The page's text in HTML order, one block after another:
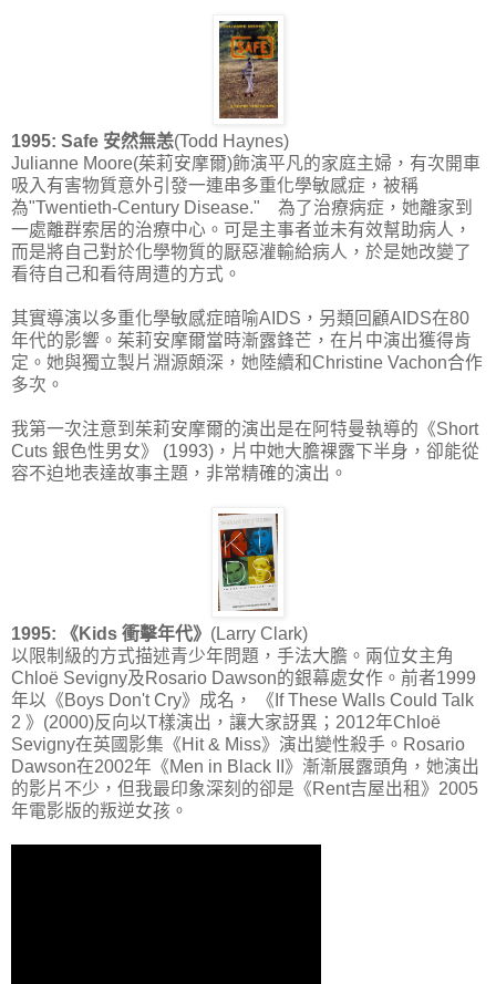
1995: Safe 安然無恙(Todd Haynes)
Julianne Moore(茱莉安摩爾)飾演平凡的家庭主婦，有次開車
吸入有害物質意外引發一連串多重化學敏感症，被稱
為"Twentieth-Century Disease." 為了治療病症，她離家到
一處離群索居的治療中心。可是主事者並未有效幫助病人，
而是將自己對於化學物質的厭惡灌輸給病人，於是她改變了
看待自己和看待周遭的方式。
其實導演以多重化學敏感症暗喻AIDS，另類回顧AIDS在80
年代的影響。茱莉安摩爾當時漸露鋒芒，在片中演出獲得肯
定。她與獨立製片淵源頗深，她陸續和Christine Vachon合作
多次。
我第一次注意到茱莉安摩爾的演出是在阿特曼執導的《Short
Cuts 銀色性男女》 (1993)，片中她大膽裸露下半身，卻能從
容不迫地表達故事主題，非常精確的演出。
1995: 《Kids 衝擊年代》 (Larry Clark)
以限制級的方式描述青少年問題，手法大膽。兩位女主角
Chloë Sevigny及Rosario Dawson的銀幕處女作。前者1999
年以《Boys Don't Cry》成名， 《If These Walls Could Talk
2 》(2000)反向以T樣演出，讓大家訝異；2012年Chloë
Sevigny在英國影集《Hit & Miss》演出變性殺手。Rosario
Dawson在2002年《Men in Black II》漸漸展露頭角，她演出
的影片不少，但我最印象深刻的卻是《Rent吉屋出租》2005
年電影版的叛逆女孩。